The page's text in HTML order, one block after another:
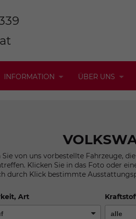
INFORMATION ÜBER UNS
Sie von uns vorbestellte Fahrzeuge,
Klicken Sie in das Foto oder
durch Klick bestimmte
Art